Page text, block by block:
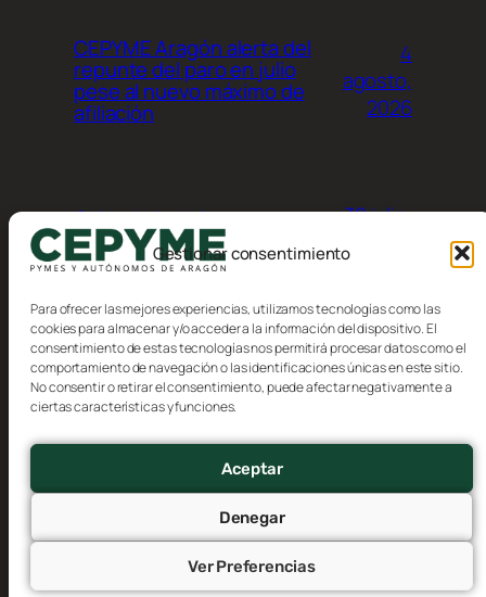
Gestionar consentimiento
Para ofrecer las mejores experiencias, utilizamos tecnologías como las
cookies para almacenar y/o acceder a la información del dispositivo. El
consentimiento de estas tecnologías nos permitirá procesar datos como el
comportamiento de navegación o las identificaciones únicas en este sitio.
No consentir o retirar el consentimiento, puede afectar negativamente a
ciertas características y funciones.
Aceptar
Denegar
Ver Preferencias
CEPYME Aragón alerta del
repunte del paro en julio
pese al nuevo máximo de
afiliación
4
agosto,
2026
Calendario del
contribuyente, Agosto 2026
30 julio,
Autores
Eventos
Diseñado con